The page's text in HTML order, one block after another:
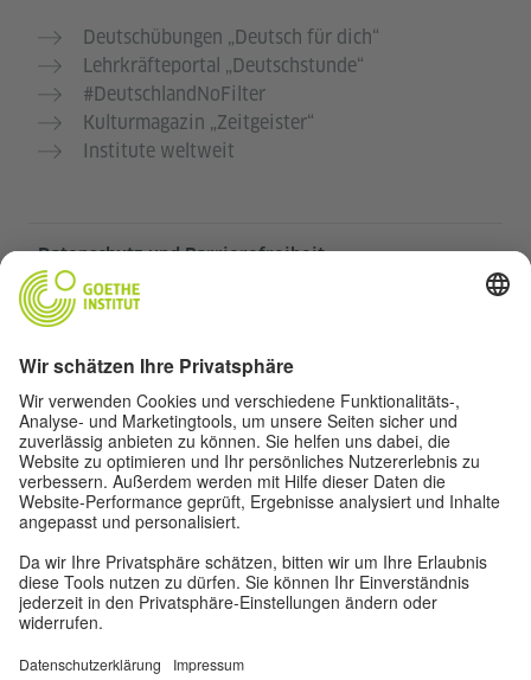
Deutschübungen „Deutsch für dich“
Lehrkräfteportal „Deutschstunde“
#DeutschlandNoFilter
Kulturmagazin „Zeitgeister“
Institute weltweit
Datenschutz und Barrierefreiheit
Diese Website soll für möglichst viele Menschen
Daten verwenden wir gemäß unserer
Datenschutzrichtlinie.
Privatsphäre-Einstellungen
Barrierefreiheit